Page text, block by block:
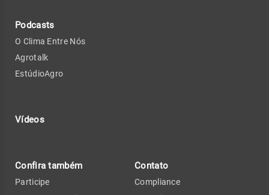
Podcasts
O Clima Entre Nós
Agrotalk
EstúdioAgro
Vídeos
Confira também
Participe
Contato
Compliance